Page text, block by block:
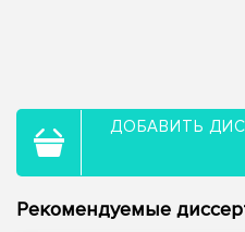
ДОБАВИТЬ
Рекомендуемые